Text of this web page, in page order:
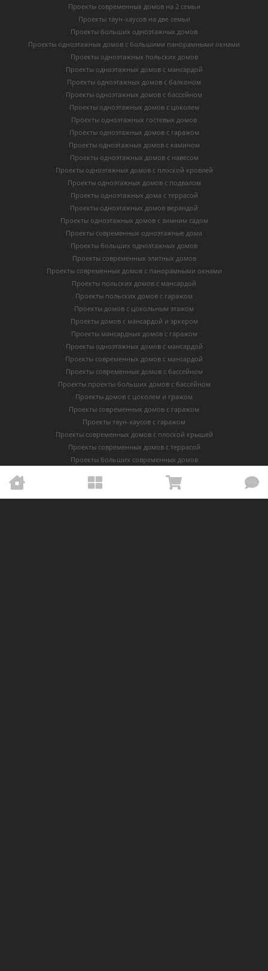
Проекты современных домов на 2 семьи
Проекты таун-хаусов на две семьи
Проекты больших одноэтажных домов
Проекты одноэтажных домов с большими панорамными окнами
Проекты одноэтажных польских домов
Проекты одноэтажных домов с мансардой
Проекты одноэтажных домов с балконом
Проекты одноэтажных домов с бассейном
Проекты одноэтажных домов с цоколем
Проекты одноэтажных гостевых домов
Проекты одноэтажных домов с гаражом
Проекты одноэтажных домов с камином
Проекты одноэтажных домов с навесом
Проекты одноэтажных домов с плоской кровлей
Проекты одноэтажных домов с подвалом
Проекты одноэтажных дома с террасой
Проекты одноэтажных домов верандой
Проекты одноэтажных домов с зимним садом
Проекты современных одноэтажные дома
Проекты больших одноэтажных домов
Проекты современных элитных домов
Проекты современных домов с панорамными окнами
Проекты польских домов с мансардой
Проекты польских домов с гаражом
Проекты домов с цокольным этажом
Проекты домов с мансардой и эркером
Проекты мансардных домов с гаражом
Проекты одноэтажных домов с мансардой
Проекты современных домов с мансардой
Проекты современных домов с бассейном
Проекты проекты больших домов с бассейном
Проекты домов с цоколем и гражом
Проекты современных домов с гаражом
Проекты таун-хаусов с гаражом
Проекты современных домов с плоской крышей
Проекты современных домов с террасой
Проекты больших современных домов